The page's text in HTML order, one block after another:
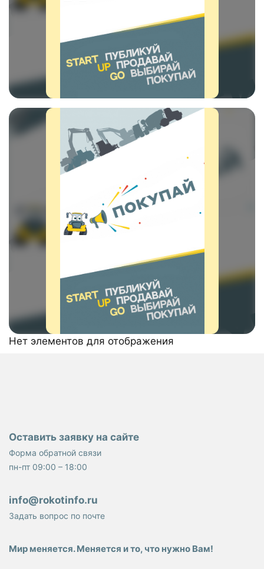
Нет элементов для отображения
Оставить заявку на сайте
Форма обратной связи
пн-пт 09:00 – 18:00
info@rokotinfo.ru
Задать вопрос по почте
Мир меняется. Меняется и то, что нужно Вам!